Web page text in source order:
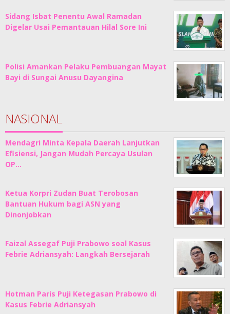
Sidang Isbat Penentu Awal Ramadan
Digelar Usai Pemantauan Hilal Sore Ini
Polisi Amankan Pelaku Pembuangan Mayat
Bayi di Sungai Anusu Dayangina
NASIONAL
Mendagri Minta Kepala Daerah Lanjutkan
Efisiensi, Jangan Mudah Percaya Usulan
OP…
Ketua Korpri Zudan Buat Terobosan
Bantuan Hukum bagi ASN yang
Dinonjobkan
Faizal Assegaf Puji Prabowo soal Kasus
Febrie Adriansyah: Langkah Bersejarah
Hotman Paris Puji Ketegasan Prabowo di
Kasus Febrie Adriansyah